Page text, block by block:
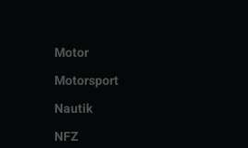
Motor
Motorsport
Nautik
NFZ